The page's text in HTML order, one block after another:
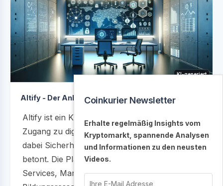
KI-generiert
Altify - Der Anbieter im Fokus
Altify ist ein Krypto-Service, der Nutzern den
Zugang zu digitalen Währungen erleichtert und
dabei Sicherheit sowie Benutzerfreundlichkeit
betont. Die Plattform bietet Handel, Wallet-
Services, Marktanalyse-Tools und
Coinkurier Newsletter
Erhalte regelmäßig Insights vom
Kryptomarkt, spannende Analysen
und Informationen zu den neusten
Videos.